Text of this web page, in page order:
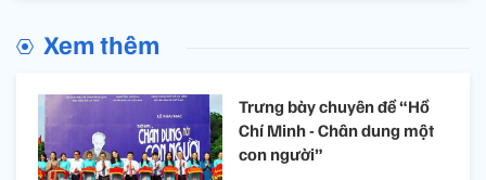
Xem thêm
Trưng bày chuyên đề “Hồ
Chí Minh - Chân dung một
con người”